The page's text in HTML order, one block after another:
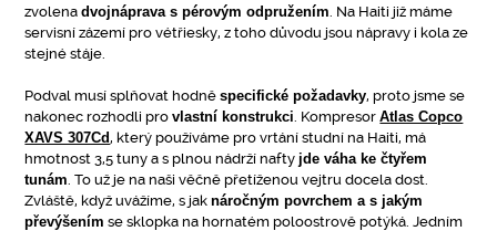
zvolenadvojnáprava s pérovým odpružením. Na Haiti již máme
servisní zázemí pro vétřiesky, z toho důvodu jsou nápravy i kola ze
stejné stáje.
Podval musí splňovat hodněspecifické požadavky, proto jsme se
nakonec rozhodli provlastní konstrukci. KompresorAtlas Copco
XAVS 307Cd , který používáme pro vrtání studní na Haiti, má
hmotnost 3,5 tuny a s plnou nádrží nafty jde váha ke čtyřem
tunám. To už je na naši věčně přetíženou vejtru docela dost.
Zvláště, když uvážíme, s jaknáročným povrchem a s jakým
převýšením se sklopka na hornatém poloostrově potýká. Jedním